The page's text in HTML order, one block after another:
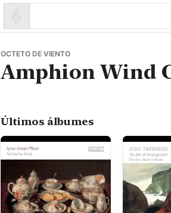
OCTETO DE VIENTO
Amphion Wind
Últimos álbumes